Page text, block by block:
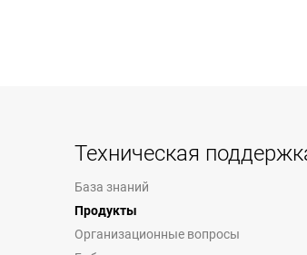
Техническая
База знаний
Продукты
Организационные вопросы